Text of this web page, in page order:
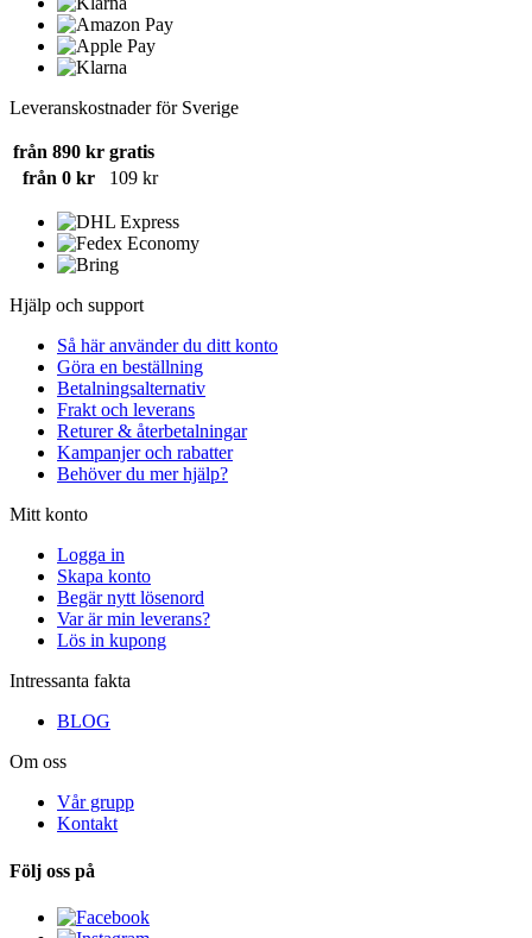
Leveranskostnader för Sverige
från 890 kr gratis
från 0 kr
109 kr
Hjälp och support
Så här använder du ditt konto
Göra en beställning
Betalningsalternativ
Frakt och leverans
Returer & återbetalningar
Kampanjer och rabatter
Behöver du mer hjälp?
Mitt konto
Logga in
Skapa konto
Begär nytt lösenord
Var är min leverans?
Lös in kupong
Intressanta fakta
BLOG
Om oss
Vår grupp
Kontakt
Följ oss på